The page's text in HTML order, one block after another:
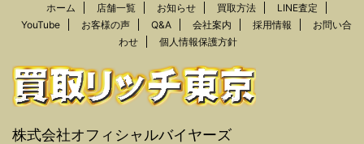
ホーム 店舗一覧 お知らせ 買取方法
LINE査定
YouTube
お客様の声 Q&A 会社案内 採用情報
お問い合
わせ
個人情報保護方針
株式会社オフィシャルバイヤーズ